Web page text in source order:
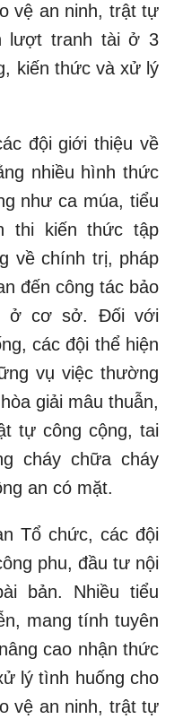
vệ an ninh, trật tự
lượt tranh tài ở 3
kiến thức và xử lý
đội giới thiệu về
nhiều hình thức
như ca múa, tiểu
thi kiến thức tập
về chính trị, pháp
đến công tác bảo
ở cơ sở. Đối với
các đội thể hiện
vụ việc thường
giải mâu thuẫn,
tự công cộng, tai
cháy chữa cháy
an có mặt.
Tổ chức, các đội
phu, đầu tư nội
bản. Nhiều tiểu
mang tính tuyên
cao nhận thức
lý tình huống cho
vệ an ninh, trật tự